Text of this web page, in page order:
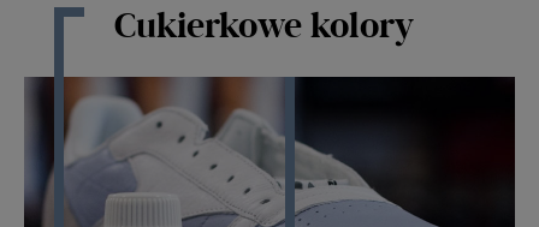
Cukierkowe kolory